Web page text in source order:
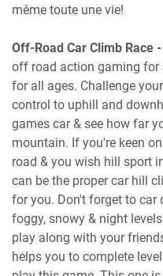
même toute une vie!
Off-Road Car Climb Race
off road action gaming for
for all ages. Challenge
control to uphill and
games car & see how far
mountain. If you're keen
road & you wish hill sport
can be the proper car hill
for you. Don't forget to car
foggy, snowy & night
play along with your
helps you to complete